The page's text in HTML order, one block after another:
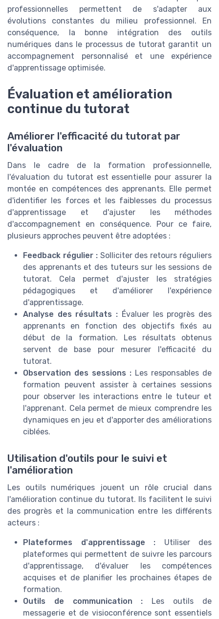
professionnelles permettent de s'adapter aux
évolutions constantes du milieu professionnel. En
conséquence, la bonne intégration des outils
numériques dans le processus de tutorat garantit un
accompagnement personnalisé et une expérience
d'apprentissage optimisée.
Évaluation et amélioration
continue du tutorat
Améliorer l'efficacité du tutorat par
l'évaluation
Dans le cadre de la formation professionnelle,
l'évaluation du tutorat est essentielle pour assurer la
montée en compétences des apprenants. Elle permet
d'identifier les forces et les faiblesses du processus
d'apprentissage et d'ajuster les méthodes
d'accompagnement en conséquence. Pour ce faire,
plusieurs approches peuvent être adoptées :
Feedback régulier :Solliciter des retours réguliers
des apprenants et des tuteurs sur les sessions de
tutorat. Cela permet d'ajuster les stratégies
pédagogiques et d'améliorer l'expérience
d'apprentissage.
Analyse des résultats : Évaluer les progrès des
apprenants en fonction des objectifs fixés au
début de la formation. Les résultats obtenus
servent de base pour mesurer l'efficacité du
tutorat.
Observation des sessions : Les responsables de
formation peuvent assister à certaines sessions
pour observer les interactions entre le tuteur et
l'apprenant. Cela permet de mieux comprendre les
dynamiques en jeu et d'apporter des améliorations
ciblées.
Utilisation d'outils pour le suivi et
l'amélioration
Les outils numériques jouent un rôle crucial dans
l'amélioration continue du tutorat. Ils facilitent le suivi
des progrès et la communication entre les différents
acteurs :
Plateformes d'apprentissage : Utiliser des
plateformes qui permettent de suivre les parcours
d'apprentissage, d'évaluer les compétences
acquises et de planifier les prochaines étapes de
formation.
Outils de communication : Les outils de
messagerie et de visioconférence sont essentiels